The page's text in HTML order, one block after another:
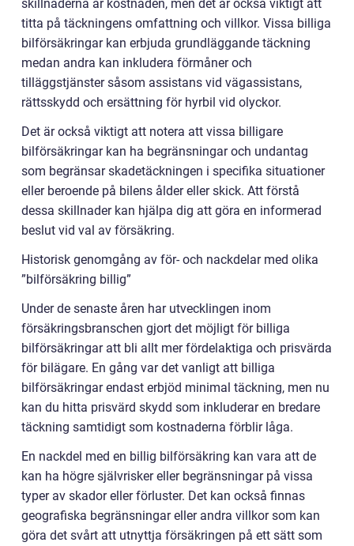
skillnaderna är kostnaden, men det är också viktigt att
titta på täckningens omfattning och villkor. Vissa billiga
bilförsäkringar kan erbjuda grundläggande täckning
medan andra kan inkludera förmåner och
tilläggstjänster såsom assistans vid vägassistans,
rättsskydd och ersättning för hyrbil vid olyckor.
Det är också viktigt att notera att vissa billigare
bilförsäkringar kan ha begränsningar och undantag
som begränsar skadetäckningen i specifika situationer
eller beroende på bilens ålder eller skick. Att förstå
dessa skillnader kan hjälpa dig att göra en informerad
beslut vid val av försäkring.
Historisk genomgång av för- och nackdelar med olika
”bilförsäkring billig”
Under de senaste åren har utvecklingen inom
försäkringsbranschen gjort det möjligt för billiga
bilförsäkringar att bli allt mer fördelaktiga och prisvärda
för bilägare. En gång var det vanligt att billiga
bilförsäkringar endast erbjöd minimal täckning, men nu
kan du hitta prisvärd skydd som inkluderar en bredare
täckning samtidigt som kostnaderna förblir låga.
En nackdel med en billig bilförsäkring kan vara att de
kan ha högre självrisker eller begränsningar på vissa
typer av skador eller förluster. Det kan också finnas
geografiska begränsningar eller andra villkor som kan
göra det svårt att utnyttja försäkringen på ett sätt som